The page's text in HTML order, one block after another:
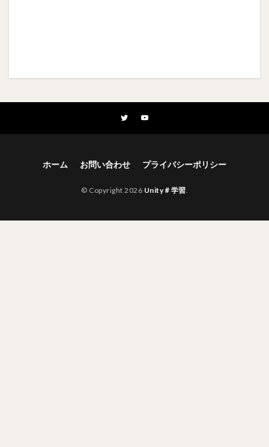
ホーム お問い合わせ プライバシーポリシー
© Copyright 2026 Unity＃学習